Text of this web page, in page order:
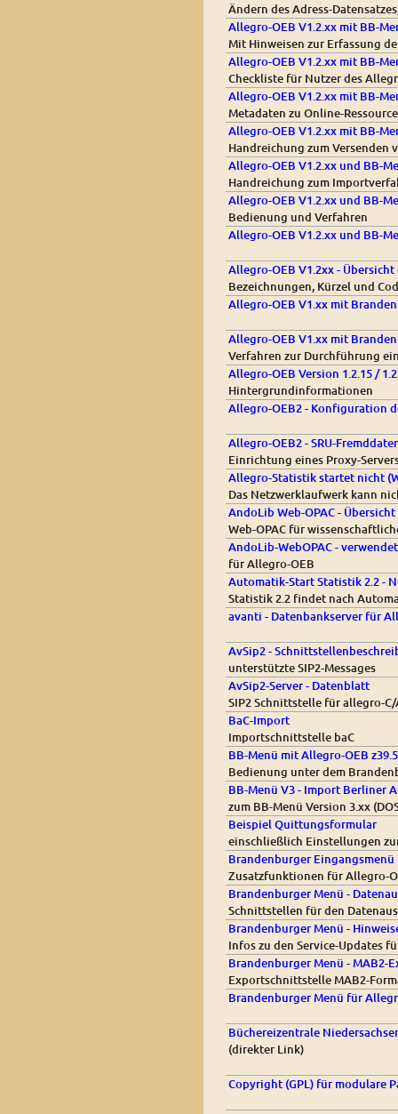
Ändern des Adress-
Allegro-OEB V1.2.xx mit BB-
Mit Hinweisen zur Erfassung
Allegro-OEB V1.2.xx mit BB-
Checkliste für Nutzer des
Allegro-OEB V1.2.xx mit BB-
Metadaten zu Online-
Allegro-OEB V1.2.xx mit BB-
Handreichung zum Versenden
Allegro-OEB V1.2.xx und BB-
Handreichung zum
Allegro-OEB V1.2.xx und BB-
Bedienung und Verfahren
Allegro-OEB V1.2.xx und BB-
Allegro-OEB V1.2xx -
Bezeichnungen, Kürzel und
Allegro-OEB V1.xx mit
Allegro-OEB V1.xx mit
Verfahren zur Durchführung
Allegro-OEB Version 1.2.15 /
Hintergrundinformationen
Allegro-OEB2 - Konfiguration
Allegro-OEB2 - SRU-
Einrichtung eines Proxy-
Allegro-Statistik startet nicht
Das Netzwerklaufwerk kann
AndoLib Web-OPAC -
Web-OPAC für
AndoLib-WebOPAC -
für Allegro-OEB
Automatik-Start Statistik 2.2 -
Statistik 2.2 findet nach
avanti - Datenbankserver für
AvSip2 -
unterstützte SIP2-Messages
AvSip2-Server - Datenblatt
SIP2 Schnittstelle für allegro-
BaC-Import
Importschnittstelle baC
BB-Menü mit Allegro-OEB
Bedienung unter dem
BB-Menü V3 - Import Berliner
zum BB-Menü Version 3.xx
Beispiel Quittungsformular
einschließlich Einstellungen
Brandenburger
Zusatzfunktionen für Allegro-
Brandenburger Menü -
Schnittstellen für den
Brandenburger Menü -
Infos zu den Service-Updates
Brandenburger Menü - MAB2-
Exportschnittstelle MAB2-
Brandenburger Menü für
Büchereizentrale
(direkter Link)
Copyright (GPL) für modulare